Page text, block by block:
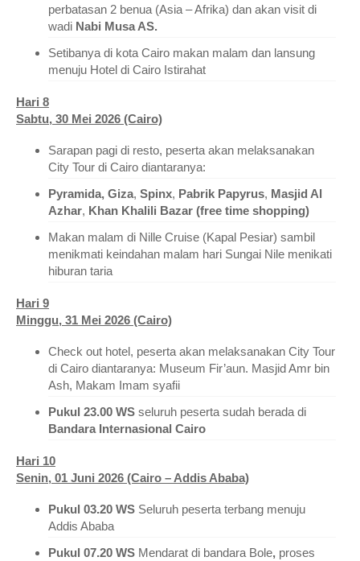
perbatasan 2 benua (Asia – Afrika) dan akan visit di
wadi Nabi Musa AS.
Setibanya di kota Cairo makan malam dan lansung
menuju Hotel di Cairo Istirahat
Hari 8
Sabtu, 30 Mei 2026 (Cairo)
Sarapan pagi di resto, peserta akan melaksanakan
City Tour di Cairo diantaranya:
Pyramida, Giza, Spinx, Pabrik Papyrus, Masjid Al
Azhar, Khan Khalili Bazar (free time shopping)
Makan malam di Nille Cruise (Kapal Pesiar) sambil
menikmati keindahan malam hari Sungai Nile menikati
hiburan taria
Hari 9
Minggu, 31 Mei 2026 (Cairo)
Check out hotel, peserta akan melaksanakan City Tour
di Cairo diantaranya: Museum Fir’aun. Masjid Amr bin
Ash, Makam Imam syafii
Pukul 23.00 WS seluruh peserta sudah berada di
Bandara Internasional Cairo
Hari 10
Senin, 01 Juni 2026 (Cairo – Addis Ababa)
Pukul 03.20 WS Seluruh peserta terbang menuju
Addis Ababa
Pukul 07.20 WS Mendarat di bandara Bole, proses